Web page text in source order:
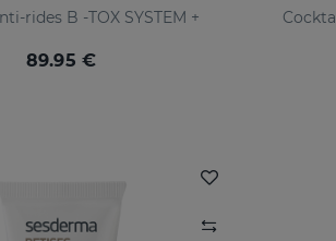
rides B -TOX SYSTEM +
89.95 €